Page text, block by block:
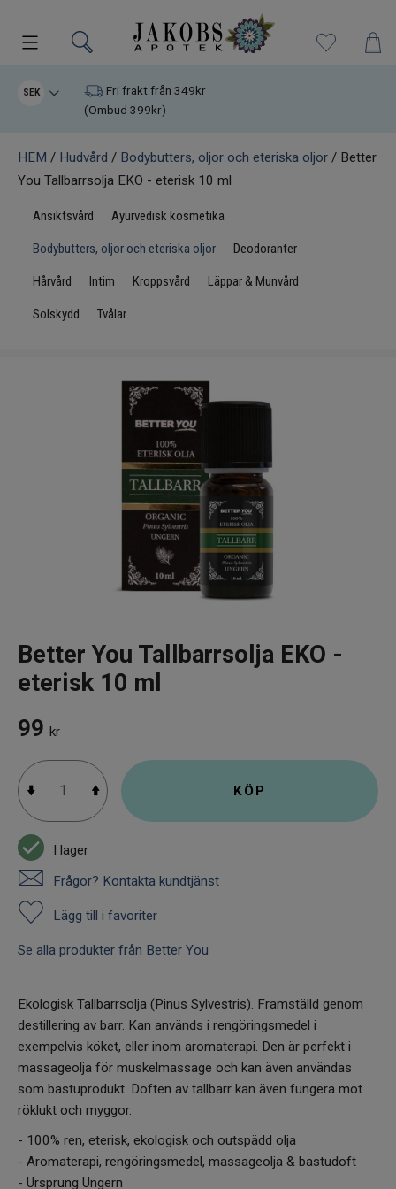
Kampanjer
Varumärken
Superfood
Hudvård
Vattenrening & Övrigt
Transdermala plåster
SEK
Fri frakt från 349kr
(Ombud 399kr)
HEM / Hudvård / Bodybutters, oljor och eteriska oljor / Better
You Tallbarrsolja EKO - eterisk 10 ml
Ansiktsvård Ayurvedisk kosmetika
Bodybutters, oljor och eteriska oljor Deodoranter
Hårvård Intim Kroppsvård Läppar & Munvård
Solskydd Tvålar
Better You Tallbarrsolja EKO -
eterisk 10 ml
99 kr
KÖP
I lager
Frågor? Kontakta kundtjänst
Lägg till i favoriter
Se alla produkter från Better You
Ekologisk Tallbarrsolja (Pinus Sylvestris). Framställd genom
destillering av barr. Kan används i rengöringsmedel i
exempelvis köket, eller inom aromaterapi. Den är perfekt i
massageolja för muskelmassage och kan även användas
som bastuprodukt. Doften av tallbarr kan även fungera mot
röklukt och myggor.
- 100% ren, eterisk, ekologisk och outspädd olja
- Aromaterapi, rengöringsmedel, massageolja & bastudoft
- Ursprung Ungern